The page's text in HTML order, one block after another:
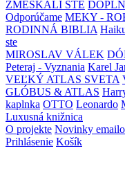
ZMEŠKALI STE
Odporúčame MEKY -
RODINNÁ BIBLIA
ste
MIROSLAV VÁLEK
Peteraj - Vyznania Karel
VEĽKÝ ATLAS SVETA
GLÓBUS & ATLAS
kaplnka OTTO Leonardo
Luxusná knižnica
O projekte Novinky
Prihlásenie Košík